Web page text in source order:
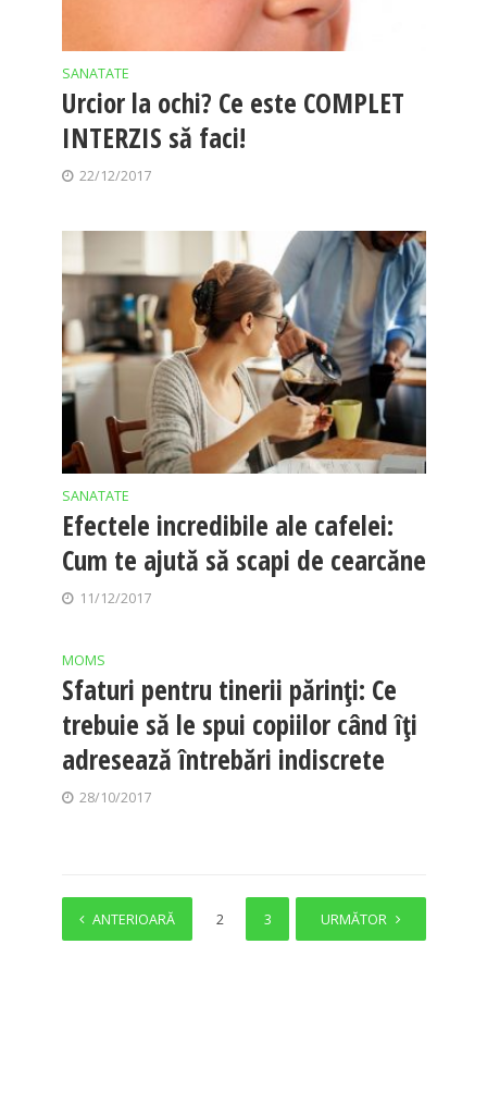
SANATATE
Urcior la ochi? Ce este COMPLET
INTERZIS să faci!
22/12/2017
SANATATE
Efectele incredibile ale cafelei:
Cum te ajută să scapi de cearcăne
11/12/2017
MOMS
Sfaturi pentru tinerii părinţi: Ce
trebuie să le spui copiilor când îţi
adresează întrebări indiscrete
28/10/2017
ANTERIOARĂ
1 2 3 URMĂTOR